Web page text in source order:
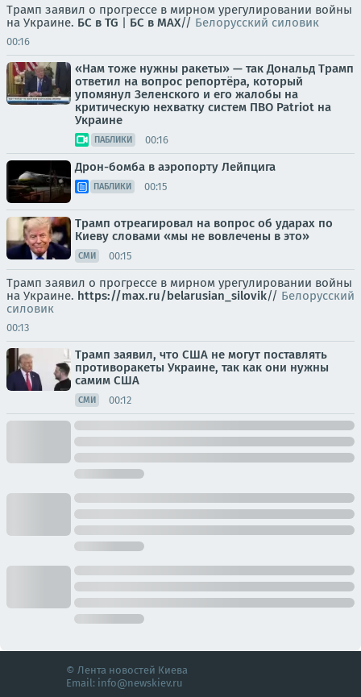
Трамп заявил о прогрессе в мирном урегулировании войны
на Украине. БС в TG | БС в МАХ// Белорусский силовик
00:16
«Нам тоже нужны ракеты» — так Дональд Трамп
ответил на вопрос репортёра, который
упомянул Зеленского и его жалобы на
критическую нехватку систем ПВО Patriot на
Украине
ПАБЛИКИ 00:16
Дрон-бомба в аэропорту Лейпцига
ПАБЛИКИ 00:15
Трамп отреагировал на вопрос об ударах по
Киеву словами «мы не вовлечены в это»
СМИ 00:15
Трамп заявил о прогрессе в мирном урегулировании войны
на Украине. https://max.ru/belarusian_silovik// Белорусский
силовик
00:13
Трамп заявил, что США не могут поставлять
противоракеты Украине, так как они нужны
самим США
СМИ 00:12
© Лента новостей Киева
Email: info@newskiev.ru